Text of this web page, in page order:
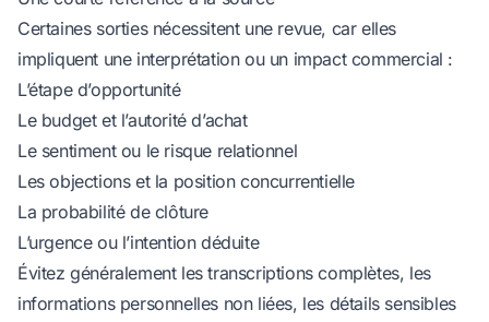
Certaines sorties nécessitent une revue, car elles
impliquent une interprétation ou un impact commercial :
L’étape d’opportunité
Le budget et l’autorité d’achat
Le sentiment ou le risque relationnel
Les objections et la position concurrentielle
La probabilité de clôture
L’urgence ou l’intention déduite
Évitez généralement les transcriptions complètes, les
informations personnelles non liées, les détails sensibles